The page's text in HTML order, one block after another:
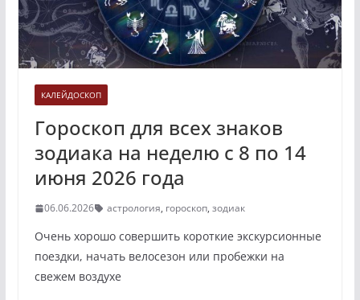
КАЛЕЙДОСКОП
Гороскоп для всех знаков
зодиака на неделю с 8 по 14
июня 2026 года
06.06.2026 астрология, гороскоп, зодиак
Очень хорошо совершить короткие экскурсионные
поездки, начать велосезон или пробежки на
свежем воздухе